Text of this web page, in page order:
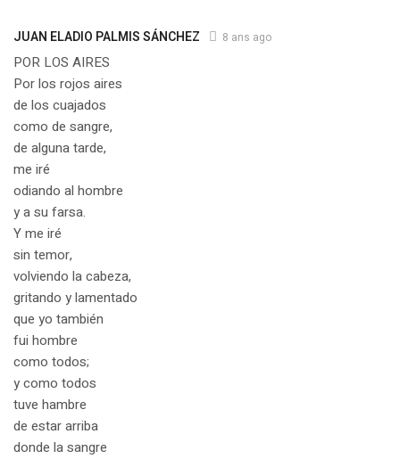
JUAN ELADIO PALMIS SÁNCHEZ 8 ans ago
POR LOS AIRES
Por los rojos aires
de los cuajados
como de sangre,
de alguna tarde,
me iré
odiando al hombre
y a su farsa.
Y me iré
sin temor,
volviendo la cabeza,
gritando y lamentado
que yo también
fui hombre
como todos;
y como todos
tuve hambre
de estar arriba
donde la sangre